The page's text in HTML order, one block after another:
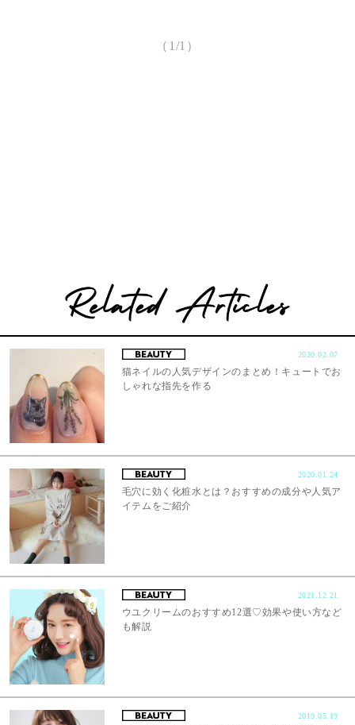
（1/1）
2020.02.07
猫ネイルの人気デザインのまとめ！キュートでお
しゃれな指先を作る
2020.01.24
毛穴に効く化粧水とは？おすすめの成分や人気ア
イテムをご紹介
2021.12.21
ウユクリームのおすすめ12選♡効果や使い方など
も解説
2019.05.19